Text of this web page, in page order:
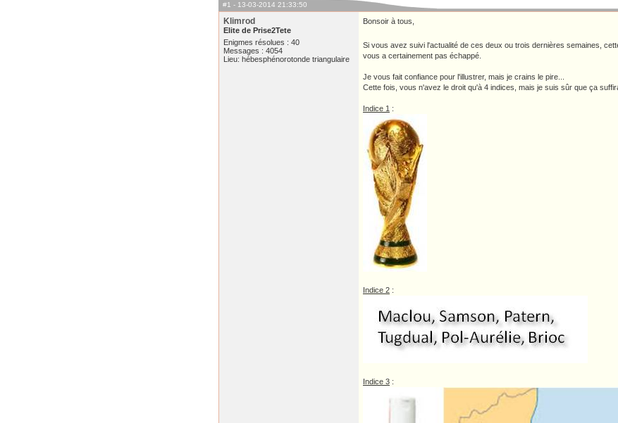
#1 - 13-03-2014 21:33:50
Klimrod
Elite de Prise2Tete
Enigmes résolues : 40
Messages : 4054
Lieu: hébesphénorotonde triangulaire
Bonsoir à tous,
Si vous avez suivi l'actualité de ces deux ou trois dernières semaines,
vous a certainement pas échappé.
Je vous fait confiance pour l'illustrer, mais je crains le pire...
Cette fois, vous n'avez le droit qu'à 4 indices, mais je suis sûr que ça
Indice 1 :
Indice 2 :
Indice 3 :